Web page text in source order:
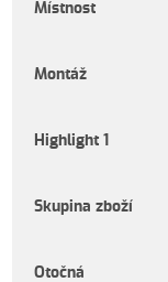
Místnost
Montáž
Highlight 1
Skupina zboží
Otočná